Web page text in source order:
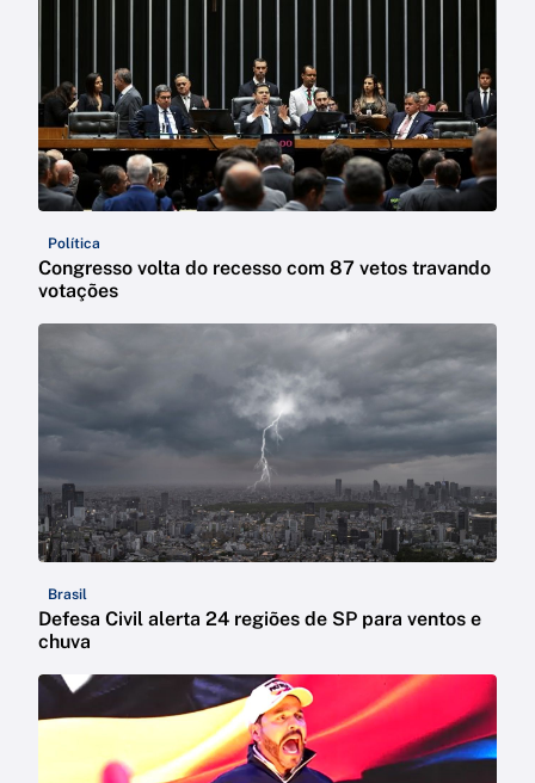
Política
Congresso volta do recesso com 87 vetos travando
votações
Brasil
Defesa Civil alerta 24 regiões de SP para ventos e
chuva